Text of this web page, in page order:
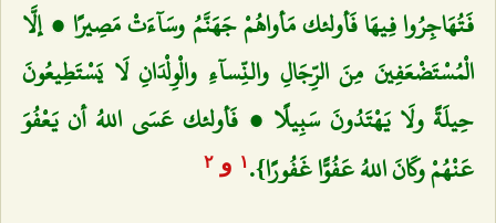
فَتُهَاجِرُوا فِيهَا فَأولئك مَأواهُمْ جَهَنَّمُ وسَآءَتْ مَصِيرًا ، إلَّا
الْمُسْتَضْعَفِينَ مِنَ الرِّجَالِ والنِّسآءِ والْوِلْدَانِ لَا يَسْتَطِيعُونَ
حِيلَةً ولَا يَهْتَدُونَ سَبِيلًا ، فَأولئك عَسَى اللهُ أن يَعْفُوَ
عَنْهُمْ وكَانَ اللهُ عَفُوًّا غَفُورًا}. ۱ و ٢